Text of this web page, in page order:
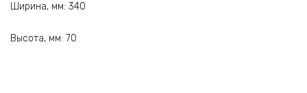
Ширина, мм: 340
Высота, мм: 70